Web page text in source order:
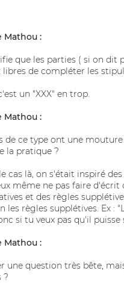
Mathou :
que les parties ( si on
de compléter les
un "XXX" en trop.
Mathou :
de ce type ont une
la pratique ?
cas là, on s'était inspiré
même ne pas faire d'écrit
et des règles
les règles supplétives. Ex :
si tu veux pas qu'il
Mathou :
une question très bête,
?